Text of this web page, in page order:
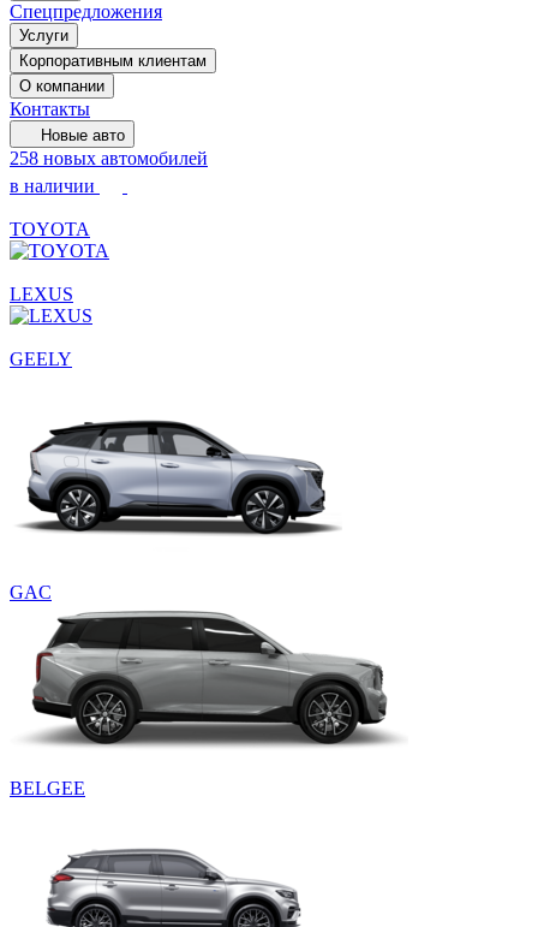
Спецпредложения
Услуги
Корпоративным клиентам
О компании
Контакты
Новые авто
258 новых автомобилей
в наличии
TOYOTA
LEXUS
GEELY
GAC
BELGEE